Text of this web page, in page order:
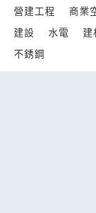
營建工程
商業
建設
水電 建
不銹鋼